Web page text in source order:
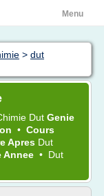
Menu
> dut
Dut Genie
• Cours
Apres Dut
Annee • Dut